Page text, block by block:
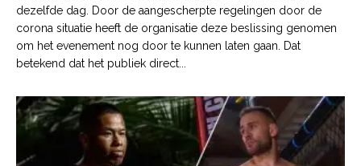
dezelfde dag. Door de aangescherpte regelingen door de
corona situatie heeft de organisatie deze beslissing genomen
om het evenement nog door te kunnen laten gaan. Dat
betekend dat het publiek direct...